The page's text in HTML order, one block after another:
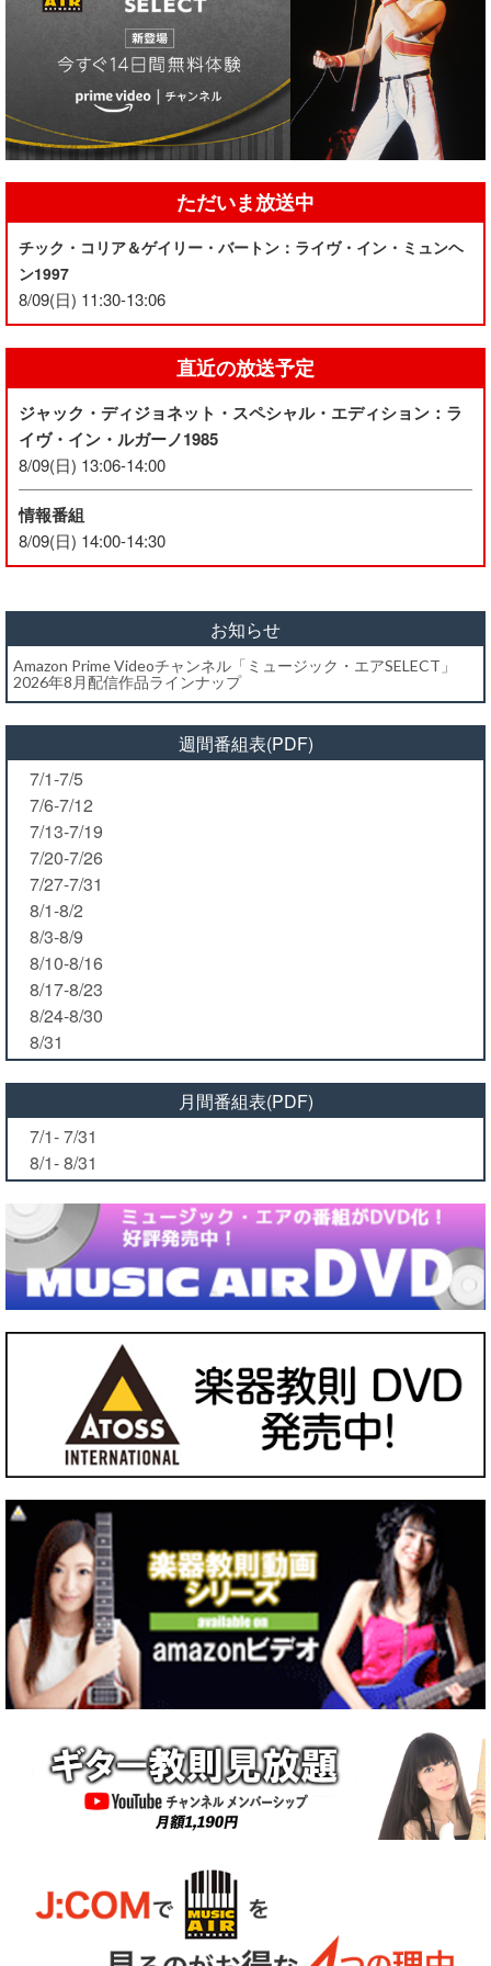
ただいま放送中
チック・コリア＆ゲイリー・バートン：ライヴ・イン・ミュンヘ
ン1997
8/09(日) 11:30-13:06
直近の放送予定
ジャック・ディジョネット・スペシャル・エディション：ラ
イヴ・イン・ルガーノ1985
8/09(日) 13:06-14:00
情報番組
8/09(日) 14:00-14:30
お知らせ
Amazon Prime Videoチャンネル「ミュージック・エアSELECT」
2026年8月配信作品ラインナップ
週間番組表(PDF)
7/1-7/5
7/6-7/12
7/13-7/19
7/20-7/26
7/27-7/31
8/1-8/2
8/3-8/9
8/10-8/16
8/17-8/23
8/24-8/30
8/31
月間番組表(PDF)
7/1- 7/31
8/1- 8/31